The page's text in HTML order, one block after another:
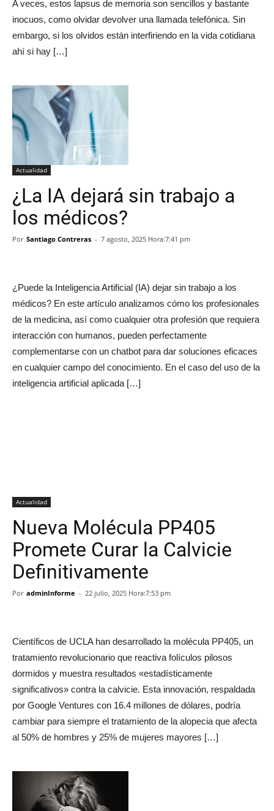
A veces, estos lapsus de memoria son sencillos y bastante
inocuos, como olvidar devolver una llamada telefónica. Sin
embargo, si los olvidos están interfiriendo en la vida cotidiana
ahí si hay […]
Actualidad
¿La IA dejará sin trabajo a
los médicos?
Por Santiago Contreras - 7 agosto, 2025 Hora:7:41 pm
¿Puede la Inteligencia Artificial (IA) dejar sin trabajo a los
médicos? En este artículo analizamos cómo los profesionales
de la medicina, así como cualquier otra profesión que requiera
interacción con humanos, pueden perfectamente
complementarse con un chatbot para dar soluciones eficaces
en cualquier campo del conocimiento. En el caso del uso de la
inteligencia artificial aplicada […]
Actualidad
Nueva Molécula PP405
Promete Curar la Calvicie
Definitivamente
Por adminInforme - 22 julio, 2025 Hora:7:53 pm
Científicos de UCLA han desarrollado la molécula PP405, un
tratamiento revolucionario que reactiva folículos pilosos
dormidos y muestra resultados «estadísticamente
significativos» contra la calvicie. Esta innovación, respaldada
por Google Ventures con 16.4 millones de dólares, podría
cambiar para siempre el tratamiento de la alopecia que afecta
al 50% de hombres y 25% de mujeres mayores […]